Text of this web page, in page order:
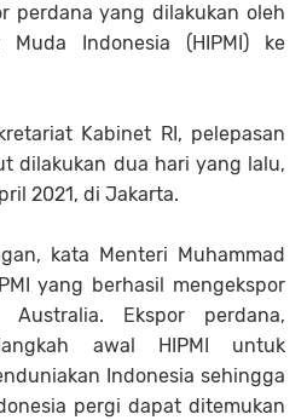
perdana yang dilakukan oleh
Muda Indonesia (HIPMI) ke
Kabinet RI, pelepasan
dilakukan dua hari yang lalu,
2021, di Jakarta.
kata Menteri Muhammad
yang berhasil mengekspor
Australia. Ekspor perdana,
awal HIPMI untuk
Indonesia sehingga
pergi dapat ditemukan